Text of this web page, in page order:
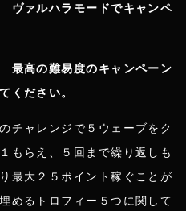
ァルハラモードでキャンペ
高の難易度のキャンペーン
ください。
チャレンジで５ウェーブをク
もらえ、５回まで繰り返しも
最大２５ポイント稼ぐことが
めるトロフィー５つに関して